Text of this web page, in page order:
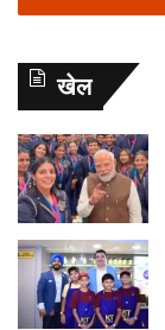
खेल